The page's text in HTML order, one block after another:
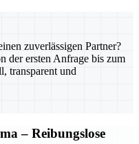
zuverlässigen Partner?
der ersten Anfrage bis zum
transparent und
– Reibungslose